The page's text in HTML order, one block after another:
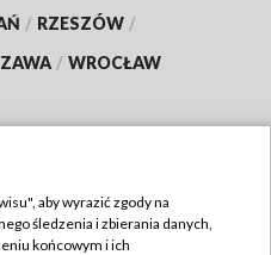
/ RZESZÓW /
/ WROCŁAW
aby wyrazić zgody na
śledzenia i zbierania danych,
końcowym i ich